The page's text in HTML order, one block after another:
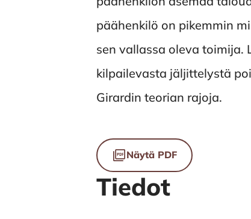
päähenkilö on pikemmin
sen vallassa oleva toimija.
kilpailevasta jäljittelystä
Girardin teorian rajoja.
Tiedostot
Näytä PDF
Tiedot